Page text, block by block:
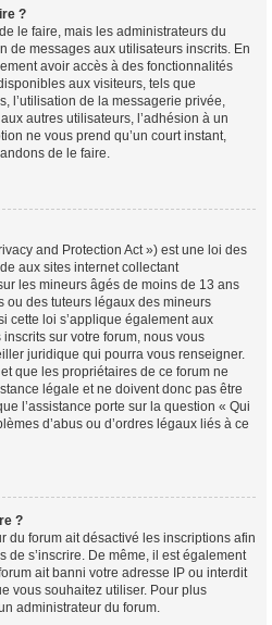
?
le faire, mais les administrateurs du
de messages aux utilisateurs inscrits. En
avoir accès à des fonctionnalités
aux visiteurs, tels que
l’utilisation de la messagerie privée,
autres utilisateurs, l’adhésion à un
ne vous prend qu’un court instant,
de le faire.
and Protection Act ») est une loi des
aux sites internet collectant
les mineurs âgés de moins de 13 ans
ou des tuteurs légaux des mineurs
cette loi s’applique également aux
sur votre forum, nous vous
juridique qui pourra vous renseigner.
que les propriétaires de ce forum ne
légale et ne doivent donc pas être
l’assistance porte sur la question « Qui
d’abus ou d’ordres légaux liés à ce
?
du forum ait désactivé les inscriptions afin
de s’inscrire. De même, il est également
ait banni votre adresse IP ou interdit
vous souhaitez utiliser. Pour plus
administrateur du forum.